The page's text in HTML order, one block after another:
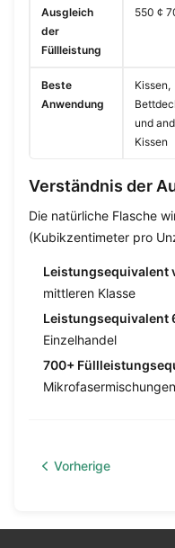
Ausgleich
der
Füllleistung
550 ¢
Beste
Anwendung
Kissen,
und
Kissen
Verständnis der
Die natürliche Flasche
(Kubikzentimeter pro
Leistungsequivalent
mittleren Klasse
Leistungsequivalent
Einzelhandel
700+
Mikrofasermischungen
Vorherige